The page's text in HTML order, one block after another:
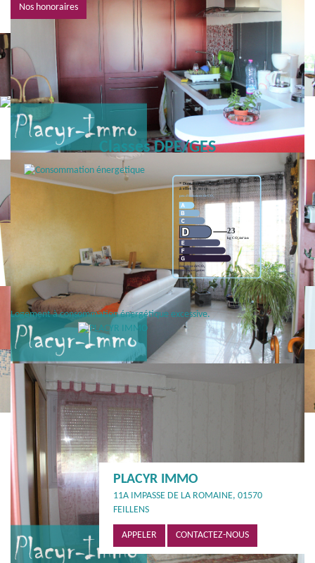
Nos honoraires
Classes DPE/GES
Logement à consommation énergétique excessive.
PLACYR IMMO
11A IMPASSE DE LA ROMAINE, 01570
FEILLENS
APPELER CONTACTEZ-NOUS